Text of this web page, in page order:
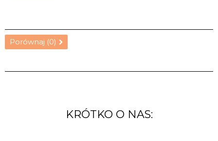
Porównaj (0)
KRÓTKO O NAS: